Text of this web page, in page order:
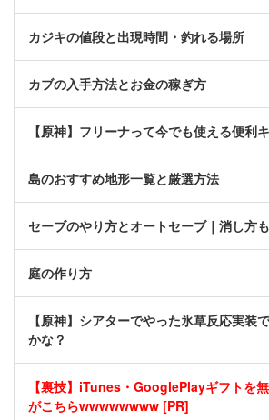
カジキの値段と出現時間・釣れる場所
カブの入手方法とお金の稼ぎ方
【原神】フリーナって今でも使える便利
島のおすすめ地形一覧と厳選方法
セーブのやり方とオートセーブ｜消し方
庭の作り方
【原神】シアターでやった氷草反応実装
かな？
【裏技】iTunes・GooglePlayギフトを
がこちらwwwwwwww [PR]